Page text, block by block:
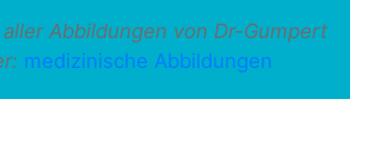
Abbildungen von Dr-Gumpert
medizinische Abbildungen